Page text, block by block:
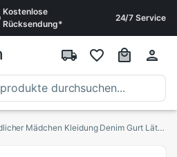
Kostenlose
Rücksendung*
24/7 Service
Kleinkind freundlicher Mädchen Kleidung Denim Gurt Lätzchen Hosen Strampler Gesamt Gesamt Outfit Kleidung